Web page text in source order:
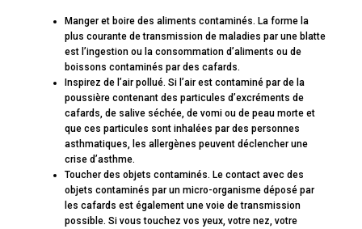
Manger et boire des aliments contaminés. La forme la
plus courante de transmission de maladies par une blatte
est l’ingestion ou la consommation d’aliments ou de
boissons contaminés par des cafards.
Inspirez de l’air pollué. Si l’air est contaminé par de la
poussière contenant des particules d’excréments de
cafards, de salive séchée, de vomi ou de peau morte et
que ces particules sont inhalées par des personnes
asthmatiques, les allergènes peuvent déclencher une
crise d’asthme.
Toucher des objets contaminés. Le contact avec des
objets contaminés par un micro-organisme déposé par
les cafards est également une voie de transmission
possible. Si vous touchez vos yeux, votre nez, votre